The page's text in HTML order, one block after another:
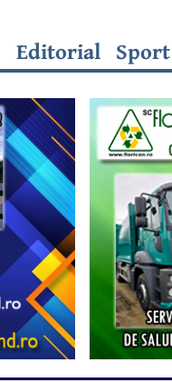
Editorial Sport